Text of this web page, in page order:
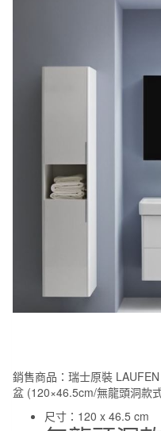
銷售商品：瑞士原裝
盆 (120×46.5cm/無龍頭洞款
尺寸： 120 x 46.5 cm